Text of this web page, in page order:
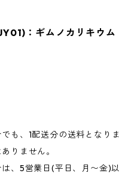
：ギムノカリキウム
も、1配送分の送料となりま
りません。
、5営業日(平日、月〜金)以